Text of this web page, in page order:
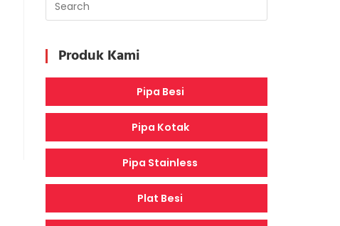
Produk Kami
Pipa Besi
Pipa Kotak
Pipa Stainless
Plat Besi